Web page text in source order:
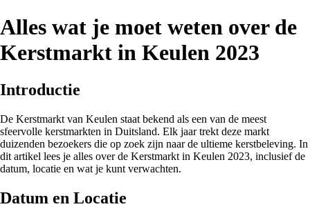
Alles wat je moet weten over de
Kerstmarkt in Keulen 2023
Introductie
De Kerstmarkt van Keulen staat bekend als een van de meest
sfeervolle kerstmarkten in Duitsland. Elk jaar trekt deze markt
duizenden bezoekers die op zoek zijn naar de ultieme kerstbeleving. In
dit artikel lees je alles over de Kerstmarkt in Keulen 2023, inclusief de
datum, locatie en wat je kunt verwachten.
Datum en Locatie